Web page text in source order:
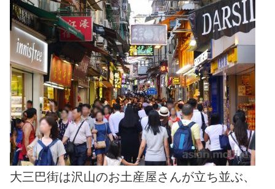
大三巴街は沢山のお土産屋さんが立ち並ぶ、